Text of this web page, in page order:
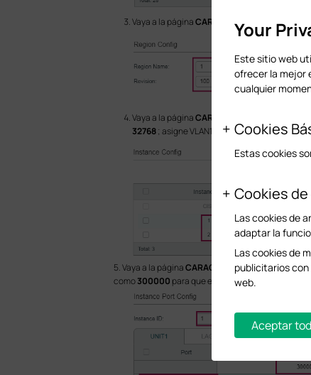
Vaya a la páginaCARACTERÍSTICAS L2 >
Vaya a la páginaCARACTERÍSTICAS L2 >
32768; asigne VLAN104-VLAN106 a la
5. Vaya a la páginaCARACTERÍSTICAS L2 >
como300000 para que el puerto 1/0/1 del switch
Your
Este sitio web
ofrecer la mejor
cualquier
Cookies
Estas cookies
Cookies
Las cookies de
adaptar la
Las cookies de
publicitarios
web.
Aceptar